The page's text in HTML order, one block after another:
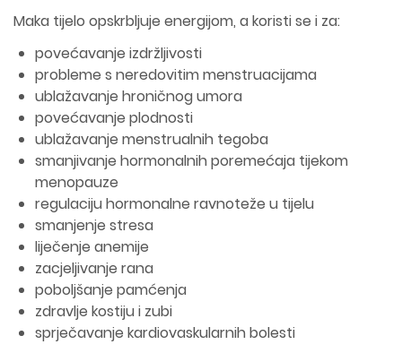
Maka tijelo opskrbljuje energijom, a koristi se i za:
povećavanje izdržljivosti
probleme s neredovitim menstruacijama
ublažavanje hroničnog umora
povećavanje plodnosti
ublažavanje menstrualnih tegoba
smanjivanje hormonalnih poremećaja tijekom
menopauze
regulaciju hormonalne ravnoteže u tijelu
smanjenje stresa
liječenje anemije
zacjeljivanje rana
poboljšanje pamćenja
zdravlje kostiju i zubi
sprječavanje kardiovaskularnih bolesti